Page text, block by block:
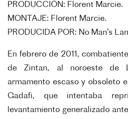
PRODUCCIÓN: Florent Marcie.
MONTAJE: Florent Marcie.
PRODUCIDA POR: No Man’s
En febrero de 2011,
de Zintan, al noroeste de
armamento escaso y obsoleto
Gadafi, que intentaba
levantamiento generalizado ante